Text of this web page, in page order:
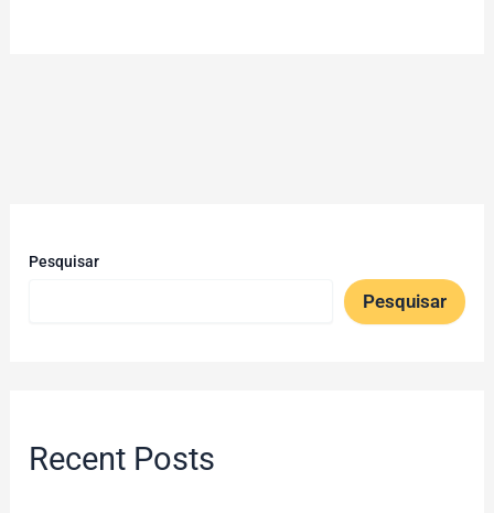
Pesquisar
Pesquisar
Recent Posts